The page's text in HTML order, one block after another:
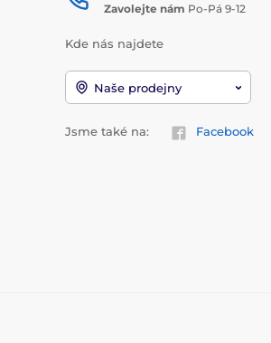
Zavolejte nám Po-Pá 9-12
Kde nás najdete
Naše prodejny
Jsme také na: Facebook